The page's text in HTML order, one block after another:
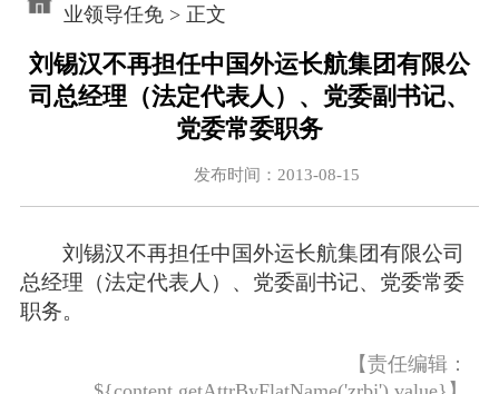
业领导任免> 正文
刘锡汉不再担任中国外运长航集团有限公
司总经理（法定代表人）、党委副书记、
党委常委职务
发布时间：2013-08-15
刘锡汉不再担任中国外运长航集团有限公司
总经理（法定代表人）、党委副书记、党委常委
职务。
【责任编辑：